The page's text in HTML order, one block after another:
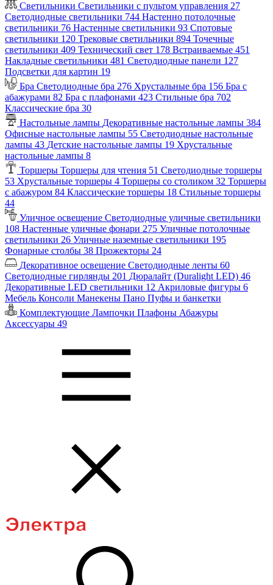
Светильники Светильники с пультом управления 27
Светодиодные светильники 744 Настенно потолочные
светильники 76 Настенные светильники 93 Спотовые
светильники 120 Трековые светильники 894 Точечные
светильники 409 Технический свет 178 Встраиваемые 451
Накладные светильники 481 Светодиодные панели 127
Подсветки для картин 19
Бра Светодиодные бра 276 Хрустальные бра 156 Бра с
абажурами 82 Бра с плафонами 423 Стильные бра 702
Классические бра 30
Настольные лампы Декоративные настольные лампы 384
Офисные настольные лампы 55 Светодиодные настольные
лампы 43 Детские настольные лампы 19 Хрустальные
настольные лампы 8
Торшеры Торшеры для чтения 51 Светодиодные торшеры
53 Хрустальные торшеры 4 Торшеры со столиком 32 Торшеры
с абажуром 84 Классические торшеры 18 Стильные торшеры
44
Уличное освещение Светодиодные уличные светильники
108 Настенные уличные фонари 275 Уличные потолочные
светильники 26 Уличные наземные светильники 195
Фонарные столбы 38 Прожекторы 24
Декоративное освещение Светодиодные ленты 60
Светодиодные гирлянды 201 Дюралайт (Duralight LED) 46
Декоративные LED светильники 12 Акриловые фигуры 6
Мебель Консоли Манекены Пано Пуфы и банкетки
Комплектующие Лампочки Плафоны Абажуры
Аксессуары 49